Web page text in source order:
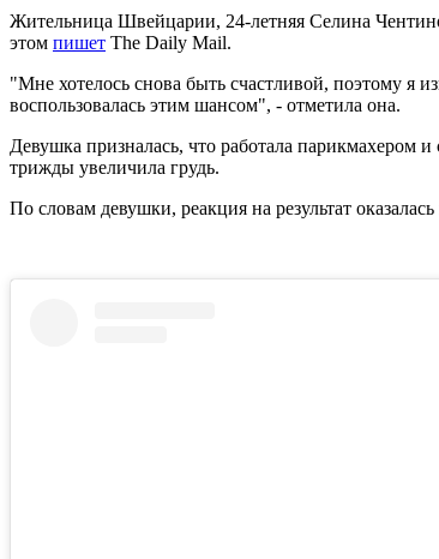
Жительница Швейцарии, 24-летняя Селина
этом пишет The Daily Mail.
"Мне хотелось снова быть счастливой, поэтому я
воспользовалась этим шансом", - отметила она.
Девушка призналась, что работала парикмахером
трижды увеличила грудь.
По словам девушки, реакция на результат